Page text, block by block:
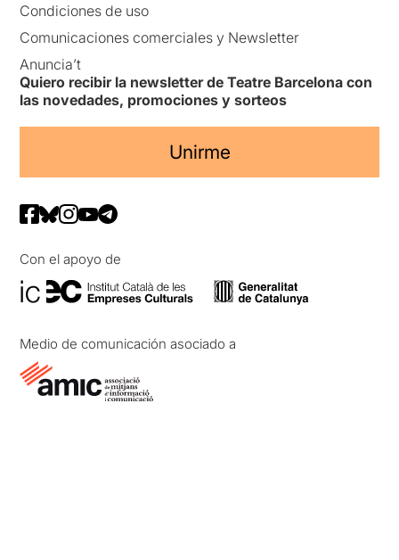
Condiciones de uso
Comunicaciones comerciales y Newsletter
Anuncia’t
Quiero recibir la newsletter de Teatre Barcelona con
las novedades, promociones y sorteos
Unirme
Con el apoyo de
Medio de comunicación asociado a